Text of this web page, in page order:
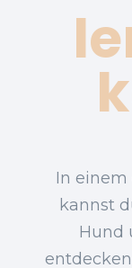
In einem
kannst
Hund